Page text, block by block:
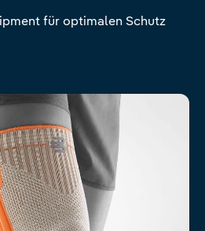
für optimalen Schutz